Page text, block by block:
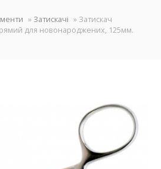
» Затискачі » Затискач
для новонароджених, 125мм.